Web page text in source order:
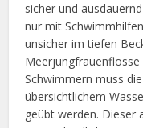
sicher und
nur mit
unsicher im tiefen
Meerjungfrauenflosse
Schwimmern muss
übersichtlichem
geübt werden. Dieser